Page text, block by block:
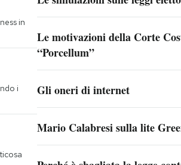
in
i
Le motivazioni della Corte
“Porcellum”
Gli oneri di internet
Mario Calabresi sulla lite